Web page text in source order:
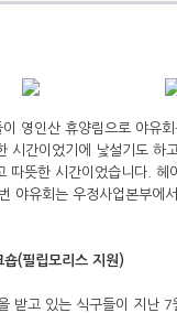
영인산 휴양림으로 야유
시간이었기에 낯설기도 하
따뜻한 시간이었습니다. 헤
야유회는 우정사업본부에
(필립모리스 지원)
받고 있는 식구들이 지난